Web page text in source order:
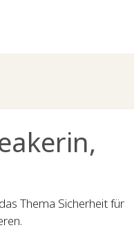
Thema Sicherheit für